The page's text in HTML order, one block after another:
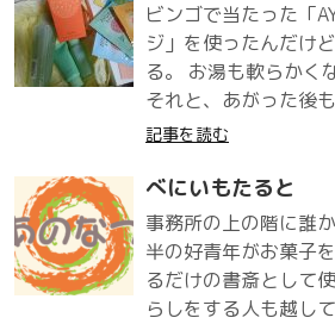
ビンゴで当たった「
ジ」を使ったんだけ
る。 お湯も軟らかく
それと、あがった後
記事を読む
べにいもたると
事務所の上の階に誰
半の好青年がお菓子
るだけの書斎として
らしをする人も越し